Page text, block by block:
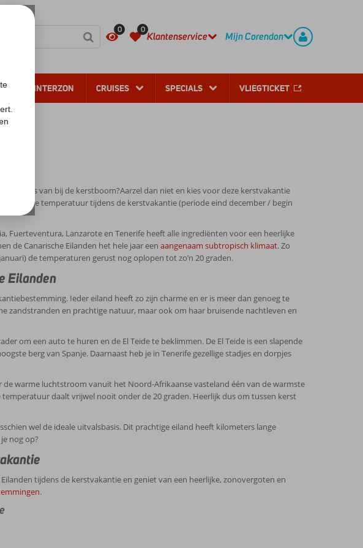
0 0
Klantenservice Mijn Corendon
WINTERZON CRUISES SPECIALS VLIEGTICKET
plaats van bij de kerstboom?Aarzel dan niet en kies voor deze kerstvakantie
temperatuur tijdens de kerstvakantie (periode eind december / begin
Fuerteventura, Lanzarote en Tenerife heeft alle ingrediënten voor een heerlijke
de Canarische Eilanden het hele jaar een aangenaam subtropisch klimaat. Zo
de temperaturen gerust nog oplopen tot zo’n 20 graden.
Eilanden
Ieder eiland heeft zo zijn charme en er is meer dan genoeg te
zandstranden en prachtige natuur, maar ook om haar bruisende nachtleven en
om een auto te huren en de El Teide te beklimmen. De El Teide is een slapende
berg van Spanje. Daarnaast heb je in Tenerife gezellige stadjes en dorpjes
warme luchtstroom vanuit het Noord-Afrikaanse vasteland één van de warmste
temperatuur daalt vrijwel nooit onder de 20 graden. Heerlijk dus om tussen kerst
wel de ideale uitvalsbasis. Dit prachtige eiland heeft kilometers lange
nog op?
tijdens de kerstvakantie en geniet van een heerlijke, zonovergoten en
.